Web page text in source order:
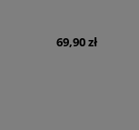
69,90 zł